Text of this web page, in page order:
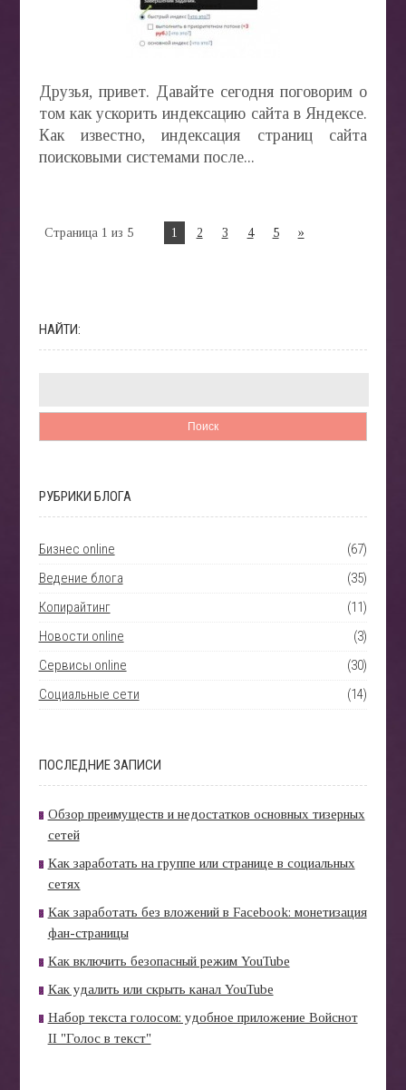
Друзья, привет. Давайте сегодня поговорим о
том как ускорить индексацию сайта в Яндексе.
Как известно, индексация страниц сайта
поисковыми системами после...
Страница 1 из 5 1 2 3 4 5 »
НАЙТИ:
РУБРИКИ БЛОГА
Бизнес online
(67)
Ведение блога
(35)
Копирайтинг
(11)
Новости online
(3)
Сервисы online
(30)
Социальные сети
(14)
ПОСЛЕДНИЕ ЗАПИСИ
Обзор преимуществ и недостатков основных тизерных
сетей
Как заработать на группе или странице в социальных
сетях
Как заработать без вложений в Facebook: монетизация
фан-страницы
Как включить безопасный режим YouTube
Как удалить или скрыть канал YouTube
Набор текста голосом: удобное приложение Войснот
II "Голос в текст"